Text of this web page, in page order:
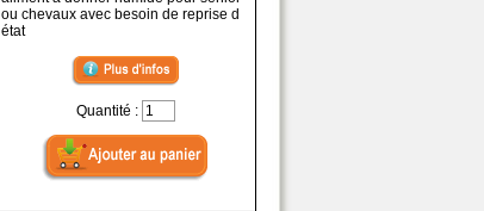
ou chevaux avec besoin de reprise d
état
Quantité :